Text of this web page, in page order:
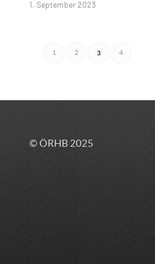
1. September 2023
1 2 3 4
© ÖRHB 2025